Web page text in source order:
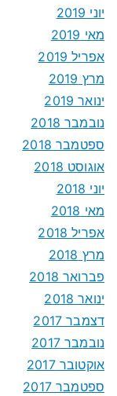
יוני 2019
מאי 2019
אפריל 2019
מרץ 2019
ינואר 2019
נובמבר 2018
ספטמבר 2018
אוגוסט 2018
יוני 2018
מאי 2018
אפריל 2018
מרץ 2018
פברואר 2018
ינואר 2018
דצמבר 2017
נובמבר 2017
אוקטובר 2017
ספטמבר 2017